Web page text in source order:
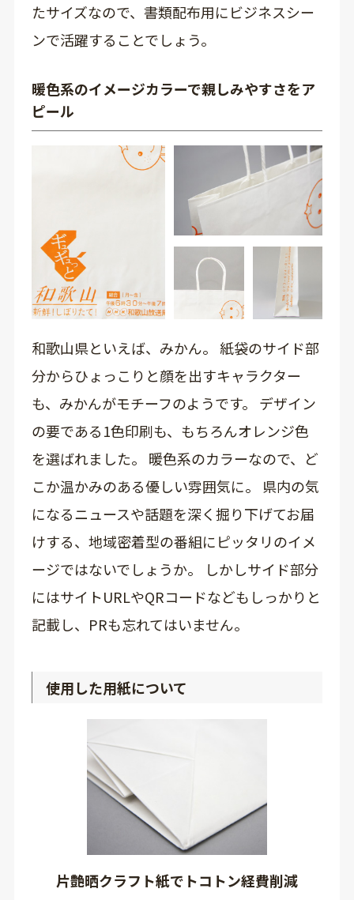
たサイズなので、書類配布用にビジネスシー
ンで活躍することでしょう。
暖色系のイメージカラーで親しみやすさをア
ピール
和歌山県といえば、みかん。 紙袋のサイド部
分からひょっこりと顔を出すキャラクター
も、みかんがモチーフのようです。 デザイン
の要である1色印刷も、もちろんオレンジ色
を選ばれました。 暖色系のカラーなので、ど
こか温かみのある優しい雰囲気に。 県内の気
になるニュースや話題を深く掘り下げてお届
けする、地域密着型の番組にピッタリのイメ
ージではないでしょうか。 しかしサイド部分
にはサイトURLやQRコードなどもしっかりと
記載し、PRも忘れてはいません。
使用した用紙について
片艶晒クラフト紙でトコトン経費削減